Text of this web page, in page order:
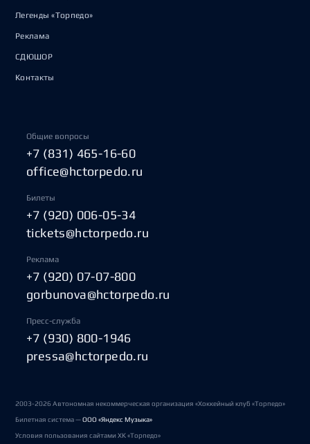
Легенды «Торпедо»
Реклама
СДЮШОР
Контакты
Общие вопросы
+7 (831) 465-16-60
office@hctorpedo.ru
Билеты
+7 (920) 006-05-34
tickets@hctorpedo.ru
Реклама
+7 (920) 07-07-800
gorbunova@hctorpedo.ru
Пресс-служба
+7 (930) 800-1946
pressa@hctorpedo.ru
2003-2026 Автономная некоммерческая организация «Хоккейный клуб «Торпедо»
Билетная система —ООО «Яндекс Музыка»
Условия пользования сайтами ХК «Торпедо»